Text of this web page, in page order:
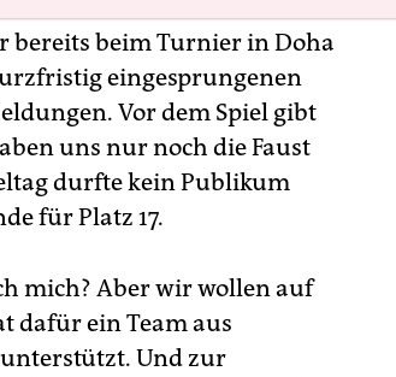
bereits beim Turnier in Doha
eingesprungenen
Vor dem Spiel gibt
uns nur noch die Faust
durfte kein Publikum
für Platz 17.
mich? Aber wir wollen auf
dafür ein Team aus
Und zur